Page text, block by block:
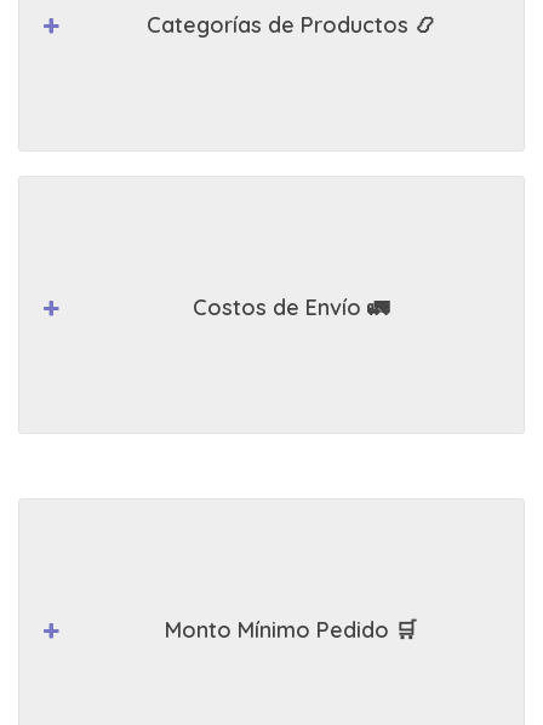
Categorías de Productos 📿
Costos de Envío 🚛
Monto Mínimo Pedido 🛒